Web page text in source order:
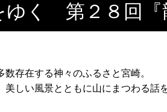
ゆく 第２８回『
存在する神々のふるさと宮崎。
しい風景とともに山にまつわる話